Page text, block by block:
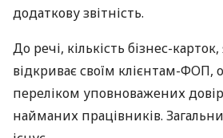
додаткову звітність.
До речі, кількість бізнес-карток,
відкриває своїм клієнтам-ФОП,
переліком уповноважених
найманих працівників.